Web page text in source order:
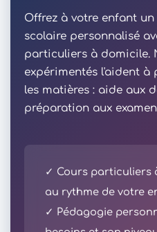
Offrez à votre enfant
scolaire personnalisé
particuliers à domicile.
expérimentés l'aident à
les matières : aide aux
préparation aux
✓ Cours particuliers
au rythme de votre
✓ Pédagogie